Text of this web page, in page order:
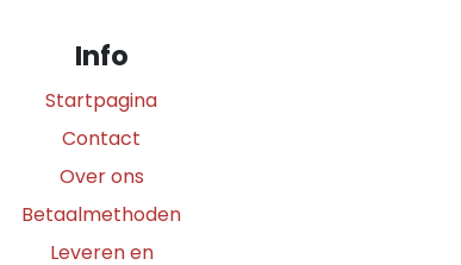
Info
Startpagina
Contact
Over ons
Betaalmethoden
Leveren en